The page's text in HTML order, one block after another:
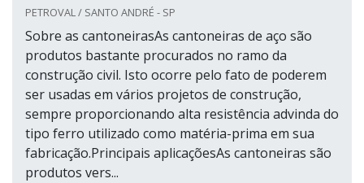
PETROVAL / SANTO ANDRÉ - SP
Sobre as cantoneirasAs cantoneiras de aço são
produtos bastante procurados no ramo da
construção civil. Isto ocorre pelo fato de poderem
ser usadas em vários projetos de construção,
sempre proporcionando alta resistência advinda do
tipo ferro utilizado como matéria-prima em sua
fabricação.Principais aplicaçõesAs cantoneiras são
produtos vers...